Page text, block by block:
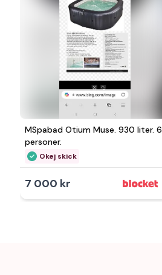
MSpabad Otium Muse. 930 liter. 6
personer.
Okej skick
7 000 kr